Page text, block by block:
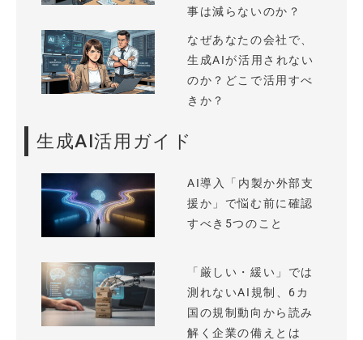
事は減らないのか？
なぜあなたの会社で、
生成AIが活用されない
のか？どこで活用すべ
きか？
生成AI活用ガイド
AI導入「内製か外部支
援か」で悩む前に確認
すべき5つのこと
「厳しい・緩い」では
測れないAI規制、6カ
国の規制動向から読み
解く企業の備えとは